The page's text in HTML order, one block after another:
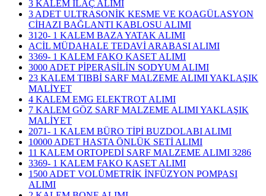
3 KALEM İLAÇ ALIMI
3 ADET ULTRASONİK KESME VE KOAGÜLASYON
CİHAZI BAĞLANTI KABLOSU ALIMI
3120- 1 KALEM BAZA YATAK ALIMI
ACİL MÜDAHALE TEDAVİ ARABASI ALIMI
3369- 1 KALEM FAKO KASET ALIMI
3000 ADET PİPERASİLİN SODYUM ALIMI
23 KALEM TIBBİ SARF MALZEME ALIMI YAKLAŞIK
MALİYET
4 KALEM EMG ELEKTROT ALIMI
7 KALEM GÖZ SARF MALZEME ALIMI YAKLAŞIK
MALİYET
2071- 1 KALEM BÜRO TİPİ BUZDOLABI ALIMI
10000 ADET HASTA ÖNLÜK SETİ ALIMI
11 KALEM ORTOPEDİ SARF MALZEME ALIMI 3286
3369- 1 KALEM FAKO KASET ALIMI
1500 ADET VOLÜMETRİK İNFÜZYON POMPASI
ALIMI